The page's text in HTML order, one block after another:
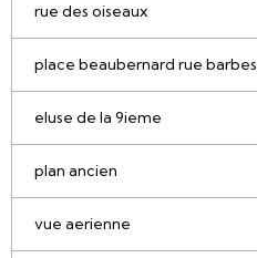
rue des oiseaux
place beaubernard rue barbes
eluse de la 9ieme
plan ancien
vue aerienne